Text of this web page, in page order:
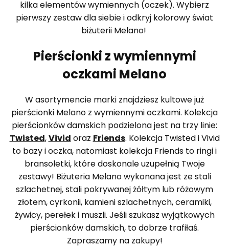
kilka elementów wymiennych (oczek). Wybierz
pierwszy zestaw dla siebie i odkryj kolorowy świat
biżuterii Melano!
Pierścionki z wymiennymi
oczkami Melano
W asortymencie marki znajdziesz kultowe już
pierścionki Melano z wymiennymi oczkami. Kolekcja
pierścionków damskich podzielona jest na trzy linie:
Twisted,Vivid oraz Friends. Kolekcja Twisted i Vivid
to bazy i oczka, natomiast kolekcja Friends to ringi i
bransoletki, które doskonale uzupełnią Twoje
zestawy! Biżuteria Melano wykonana jest ze stali
szlachetnej, stali pokrywanej żółtym lub różowym
złotem, cyrkonii, kamieni szlachetnych, ceramiki,
żywicy, perełek i muszli. Jeśli szukasz wyjątkowych
pierścionków damskich, to dobrze trafiłaś.
Zapraszamy na zakupy!